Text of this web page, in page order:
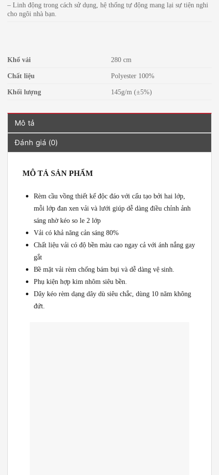
– Linh động trong cách sử dụng, hệ thống tự động mang lại sự tiện nghi
cho ngôi nhà bạn.
Khổ vải 280 cm
Chất liệu Polyester 100%
Khối lượng 145g/m (±5%)
Mô tả
Đánh giá (0)
MÔ TẢ SẢN PHẨM
Rèm cầu vồng thiết kế độc đáo với cấu tạo bởi hai lớp,
mỗi lớp đan xen vải và lưới giúp dễ dàng điều chỉnh ảnh
sáng nhờ kéo so le 2 lớp
Vải có khả năng cản sáng 80%
Chất liệu vải có độ bền màu cao ngay cả với ánh nắng gay
gắt
Bề mặt vải rèm chống bám bụi và dễ dàng vệ sinh.
Phụ kiện hợp kim nhôm siêu bền.
Dây kéo rèm dạng dây dù siêu chắc, dùng 10 năm không
đứt.